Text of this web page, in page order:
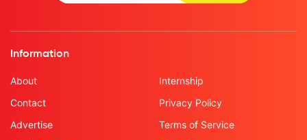
Information
About
Contact
Advertise
Internship
Privacy Policy
Terms of Service